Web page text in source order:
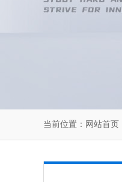
当前位置： 网站首页